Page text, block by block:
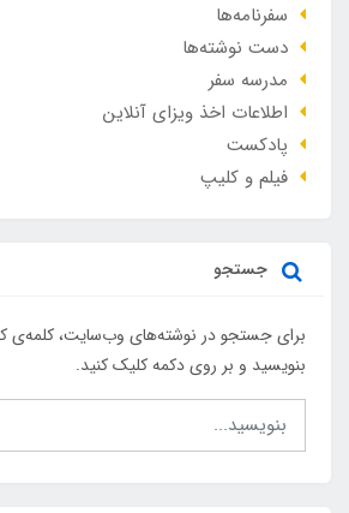
سفرنامه‌ها
دست نوشته‌ها
مدرسه سفر
اطلاعات اخذ ویزای آنلاین
پادکست
فیلم و کلیپ
جستجو
برای جستجو در نوشته‌های وب‌سایت، کلمه‌ی
بنویسید و بر روی دکمه کلیک کنید.